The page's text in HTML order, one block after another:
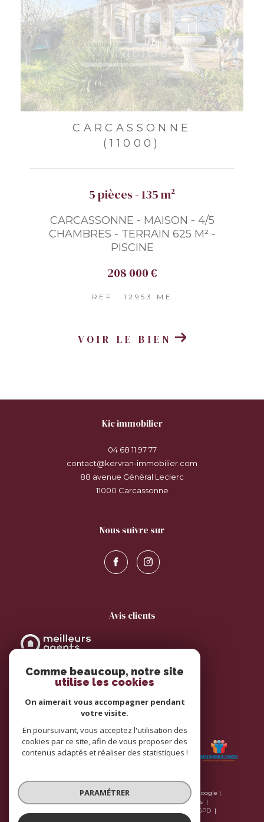
CARCASSONNE
(11000)
5 pièces - 135 m²
CARCASSONNE - MAISON - 4/5
CHAMBRES - TERRAIN 625 M² -
PISCINE
208 000 €
REF : 12953 ME
VOIR LE BIEN
kic immobilier
04 68 11 97 77
contact@kervran-immobilier.com
88 avenue Général Leclerc
11000
carcassonne
nous suivre sur
avis clients
adhérents
© 2026 | Tous droits réservés | Traduction powered by Google |
Plan du site
Nos honoraires
Mentions légales
Politique RGPD
Comme beaucoup, notre site
utilise les cookies
On aimerait vous accompagner pendant
votre visite.
En poursuivant, vous acceptez l'utilisation des
cookies par ce site, afin de vous proposer des
contenus adaptés et réaliser des statistiques !
PARAMÉTRER